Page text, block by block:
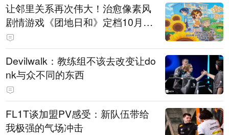
让邻里关系再次伟大！治愈像素风
剧情游戏《团地日和》定档10月30
日发售
Devilwalk：教练组不该去改变让do
nk与众不同的东西
FL1T谈加盟PV感受：新队伍带给
我极强的气场冲击